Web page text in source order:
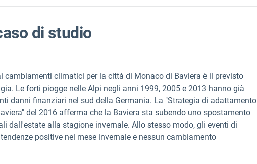
di studio
cambiamenti climatici per la città di Monaco di Baviera è il previsto
Le forti piogge nelle Alpi negli anni 1999, 2005 e 2013 hanno già
danni finanziari nel sud della Germania. La "Strategia di adattamento
del 2016 afferma che la Baviera sta subendo uno spostamento
dall'estate alla stagione invernale. Allo stesso modo, gli eventi di
positive nel mese invernale e nessun cambiamento